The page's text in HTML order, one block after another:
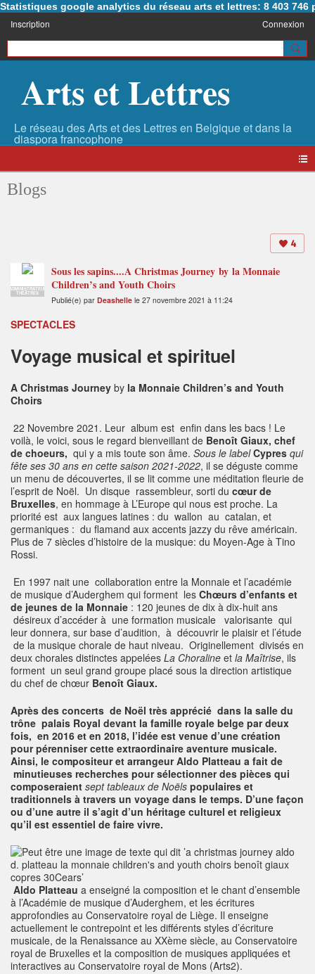
Statistiques google analytics du réseau arts et lettres: 8 403 746
Inscription Connexion
Arts et Lettres
Blogs
4
ADMINISTRATEUR
THÉÂTRES
Sous les sapins....A Christmas Journey by la Monnaie
Children’s and Youth Choirs
Publié(e) par Deashelle le 27 novembre 2021 à 11:24
SPECTACLES
Voyage musical et spirituel
A Christmas Journey by la Monnaie Children’s and Youth
Choirs
22 Novembre 2021. Leur album est enfin dans les bacs ! Le
voilà, le voici, sous le regard bienveillant de Benoît Giaux, chef
de choeurs, qui y a mis toute son âme. Sous le label Cypres qui
fête ses 30 ans en cette saison 2021-2022, il se déguste comme
un menu de découvertes, il se lit comme une méditation fleurie de
l’esprit de Noël. Un disque rassembleur, sorti du cœur de
Bruxelles, en hommage à L’Europe qui nous est proche. La
priorité est aux langues latines : du wallon au catalan, et
germaniques : du flamand aux accents jazzy du rêve américain.
Plus de 7 siècles d’histoire de la musique: du Moyen-Age à Tino
Rossi.
En 1997 nait une collaboration entre la Monnaie et l’académie
de musique d’Auderghem qui forment les Chœurs d’enfants et
de jeunes de la Monnaie : 120 jeunes de dix à dix-huit ans
désireux d’accéder à une formation musicale valorisante qui
leur donnera, sur base d’audition, à découvrir le plaisir et l’étude
de la musique chorale de haut niveau. Originellement divisés en
deux chorales distinctes appelées La Choraline et la Maîtrise, ils
forment un seul grand groupe placé sous la direction artistique
du chef de chœur Benoît Giaux.
Après des concerts de Noël très apprécié dans la salle du
trône palais Royal devant la famille royale belge par deux
fois, en 2016 et en 2018, l’idée est venue d’une création
pour pérenniser cette extraordinaire aventure musicale.
Ainsi, le compositeur et arrangeur Aldo Platteau a fait de
minutieuses recherches pour sélectionner des pièces qui
composeraient sept tableaux de Noëls populaires et
traditionnels à travers un voyage dans le temps. D’une façon
ou d’une autre il s’agit d’un héritage culturel et religieux
qu’il est essentiel de faire vivre.
Aldo Platteau a enseigné la composition et le chant d’ensemble
à l’Académie de musique d’Auderghem, et les écritures
approfondies au Conservatoire royal de Liège. Il enseigne
actuellement le contrepoint et les différents styles d’écriture
musicale, de la Renaissance au XXème siècle, au Conservatoire
royal de Bruxelles et la composition de musiques appliquées et
interactives au Conservatoire royal de Mons (Arts2).